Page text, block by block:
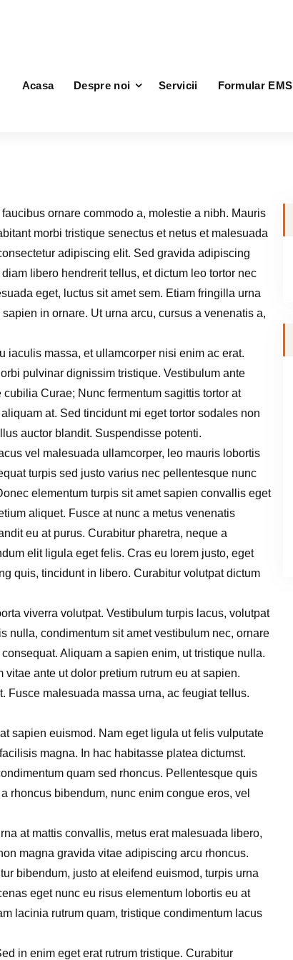
Acasa Despre noi Servicii Formular EMS
ornare commodo a, molestie a nibh. Mauris
morbi tristique senectus et netus et malesuada
adipiscing elit. Sed gravida adipiscing
libero hendrerit tellus, et dictum leo tortor nec
eget, luctus sit amet sem. Etiam fringilla urna
in ornare. Ut urna arcu, cursus a venenatis a,
massa, et ullamcorper nisi enim ac erat.
pulvinar dignissim tristique. Vestibulum ante
Curae; Nunc fermentum sagittis tortor at
at. Sed tincidunt mi eget tortor sodales non
auctor blandit. Suspendisse potenti.
vel malesuada ullamcorper, leo mauris lobortis
turpis sed justo varius nec pellentesque nunc
elementum turpis sit amet sapien convallis eget
aliquet. Fusce at nunc a metus venenatis
eu at purus. Curabitur pharetra, neque a
elit ligula eget felis. Cras eu lorem justo, eget
quis, tincidunt in libero. Curabitur volutpat dictum
viverra volutpat. Vestibulum turpis lacus, volutpat
nulla, condimentum sit amet vestibulum nec, ornare
Aliquam a sapien enim, ut tristique nulla.
ante ut dolor pretium rutrum eu at sapien.
Fusce malesuada massa urna, ac feugiat tellus.
sapien euismod. Nam eget ligula ut felis vulputate
magna. In hac habitasse platea dictumst.
quam sed rhoncus. Pellentesque quis
rhoncus bibendum, nunc enim congue eros, vel
at mattis convallis, metus erat malesuada libero,
magna gravida vitae adipiscing arcu rhoncus.
bibendum, justo at eleifend euismod, turpis urna
eget nunc eu risus elementum lobortis eu at
lacinia rutrum quam, tristique condimentum lacus
in enim eget erat rutrum tristique. Curabitur